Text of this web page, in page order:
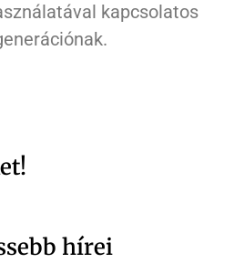
kapcsolatos
hírei